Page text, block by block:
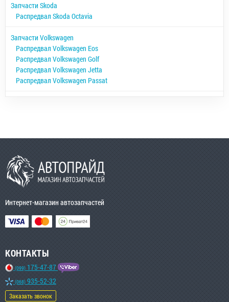
Запчасти Skoda
Распредвал Skoda Octavia
Запчасти Volkswagen
Распредвал Volkswagen Eos
Распредвал Volkswagen Golf
Распредвал Volkswagen Jetta
Распредвал Volkswagen Passat
Интернет-магазин автозапчастей
КОНТАКТЫ
(099) 175-47-87
(068) 935-52-32
Заказать звонок